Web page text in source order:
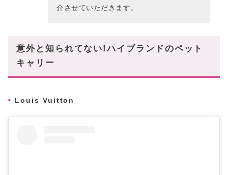
介させていただきます。
意外と知られてない!ハイブランドのペット
キャリー
Louis Vuitton